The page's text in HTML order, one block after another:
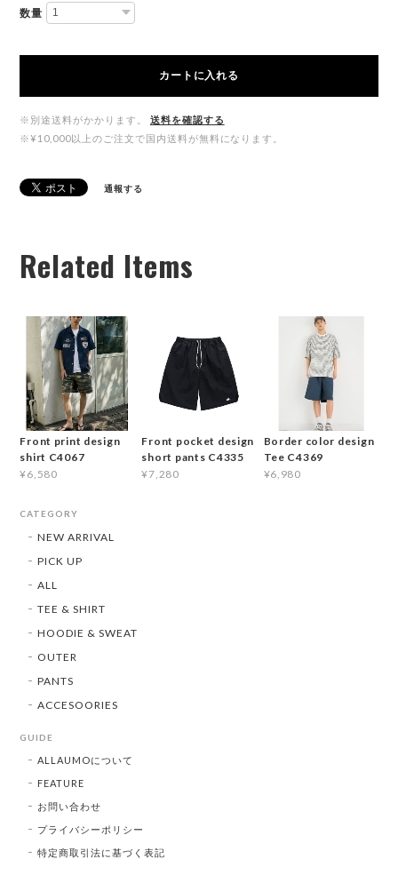
数量
カートに入れる
※別途送料がかかります。
送料を確認する
※¥10,000以上のご注文で国内送料が無料になります。
通報する
Related Items
Front print design
shirt C4067
¥6,580
Front pocket design
short pants C4335
¥7,280
Border color design
Tee C4369
¥6,980
CATEGORY
NEW ARRIVAL
PICK UP
ALL
TEE & SHIRT
HOODIE & SWEAT
OUTER
PANTS
ACCESOORIES
GUIDE
ALLAUMOについて
FEATURE
お問い合わせ
プライバシーポリシー
特定商取引法に基づく表記